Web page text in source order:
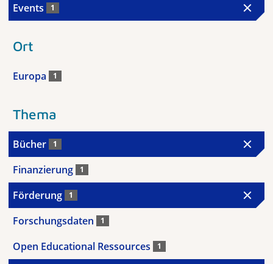
Events 1
Ort
Europa 1
Thema
Bücher 1
Finanzierung 1
Förderung 1
Forschungsdaten 1
Open Educational Ressources 1